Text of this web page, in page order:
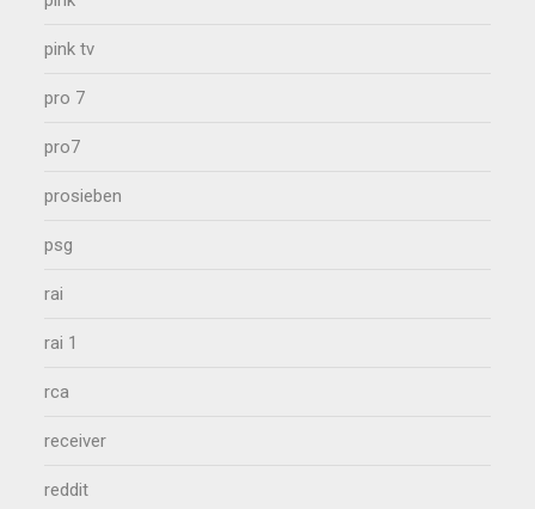
pink tv
pro 7
pro7
prosieben
psg
rai
rai 1
rca
receiver
reddit